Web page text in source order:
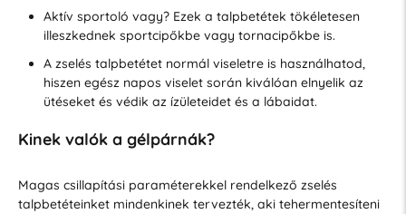
Aktív sportoló vagy? Ezek a talpbetétek tökéletesen
illeszkednek sportcipőkbe vagy tornacipőkbe is.
A zselés talpbetétet normál viseletre is használhatod,
hiszen egész napos viselet során kiválóan elnyelik az
ütéseket és védik az ízületeidet és a lábaidat.
Kinek valók a gélpárnák?
Magas csillapítási paraméterekkel rendelkező zselés
talpbetéteinket mindenkinek tervezték, aki tehermentesíteni